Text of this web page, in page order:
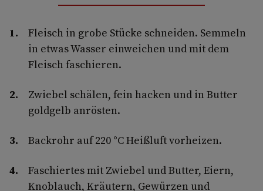
Fleisch in grobe Stücke schneiden. Semmeln
in etwas Wasser einweichen und mit dem
Fleisch faschieren.
Zwiebel schälen, fein hacken und in Butter
goldgelb anrösten.
Backrohr auf 220 °C Heißluft vorheizen.
Faschiertes mit Zwiebel und Butter, Eiern,
Knoblauch, Kräutern, Gewürzen und